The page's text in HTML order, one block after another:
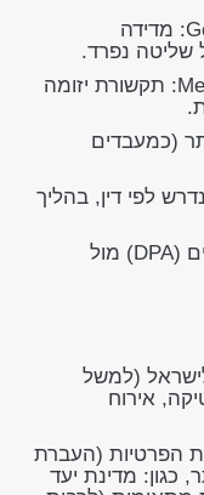
Google LLC (Analytics/Tag Manager): מדידה
שליטה נפרד.
Meta Platforms (WhatsApp Business): תקשורת יזומה
(כמעבדים
לפי דין, בהליך
אנו מחזיקים/נחזיק הסכמי עיבוד נתונים (DPA) מול
(למשל
אירוח
הפרטיות (העברת
כגון: מדינת יעד